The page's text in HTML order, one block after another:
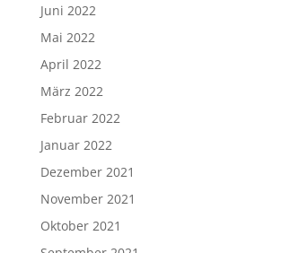
Juni 2022
Mai 2022
April 2022
März 2022
Februar 2022
Januar 2022
Dezember 2021
November 2021
Oktober 2021